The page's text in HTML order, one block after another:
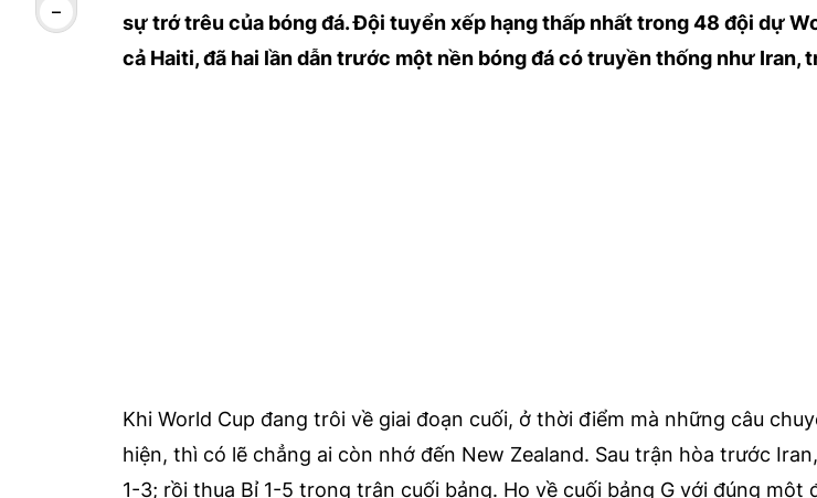
sự trớ trêu của bóng đá. Đội tuyển xếp hạng thấp nhất trong 48 đội dự
cả Haiti, đã hai lần dẫn trước một nền bóng đá có truyền thống như Iran,
Khi World Cup đang trôi về giai đoạn cuối, ở thời điểm mà những câu
hiện, thì có lẽ chẳng ai còn nhớ đến New Zealand. Sau trận hòa trước
1-3; rồi thua Bỉ 1-5 trong trận cuối bảng. Họ về cuối bảng G với đúng một